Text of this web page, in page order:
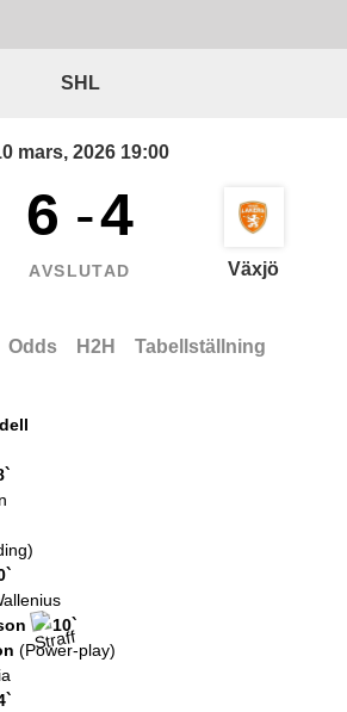
Växjö
SHL
mars, 2026 19:00
6 -4
AVSLUTAD
Odds H2H Tabellställning
10`
(Power-play)